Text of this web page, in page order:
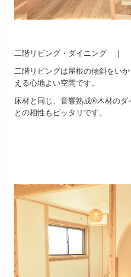
二階リビング・ダイニング ｜
二階リビングは屋根の傾斜をい
える心地よい空間です。
床材と同じ、音響熟成®木材の
との相性もピッタリです。